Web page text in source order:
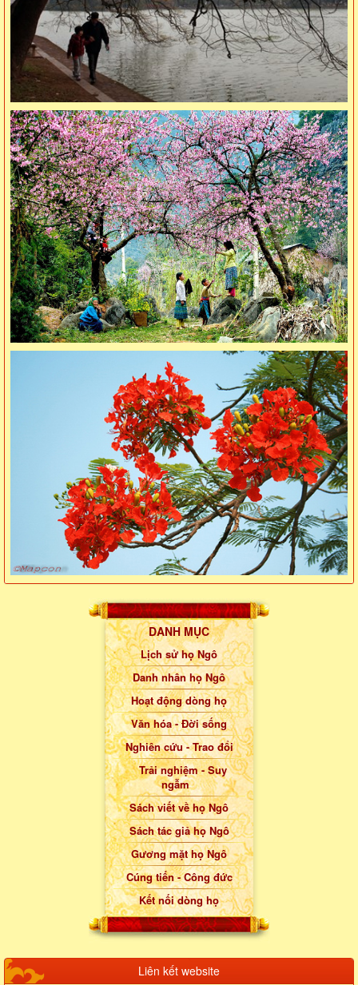
DANH MỤC
Lịch sử họ Ngô
Danh nhân họ Ngô
Hoạt động dòng họ
Văn hóa - Đời sống
Nghiên cứu - Trao đổi
Trải nghiệm - Suy
ngẫm
Sách viết về họ Ngô
Sách tác giả họ Ngô
Gương mặt họ Ngô
Cúng tiến - Công đức
Kết nối dòng họ
Liên kết website